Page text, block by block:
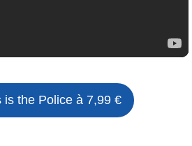
is the Police à 7,99 €